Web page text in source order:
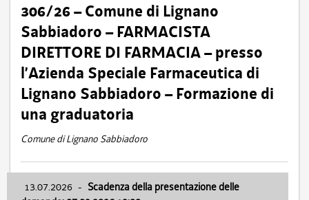
306/26 – Comune di Lignano
Sabbiadoro – FARMACISTA
DIRETTORE DI FARMACIA – presso
l’Azienda Speciale Farmaceutica di
Lignano Sabbiadoro – Formazione di
una graduatoria
Comune di Lignano Sabbiadoro
13.07.2026 - Scadenza della presentazione delle